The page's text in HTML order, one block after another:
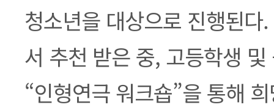
청소년을 대상으로 진행된다
서 추천 받은 중, 고등학생
“인형연극 워크숍”을 통해